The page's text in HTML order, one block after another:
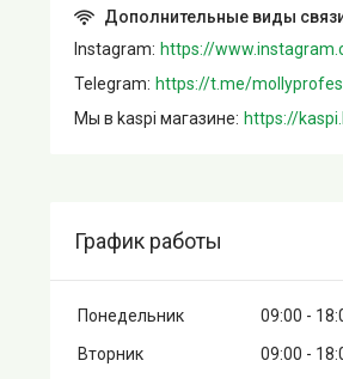
Instagram
Telegram
Мы в kaspi магазине
График работы
Понедельник 09:00
Вторник
09:00